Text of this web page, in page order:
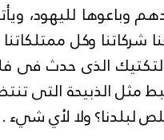
وباعوها لليهود،
شركاتنا وكل
الذى حدث فى
الذبيحة التى
لبلدنا؟ ولا لأي شيء .